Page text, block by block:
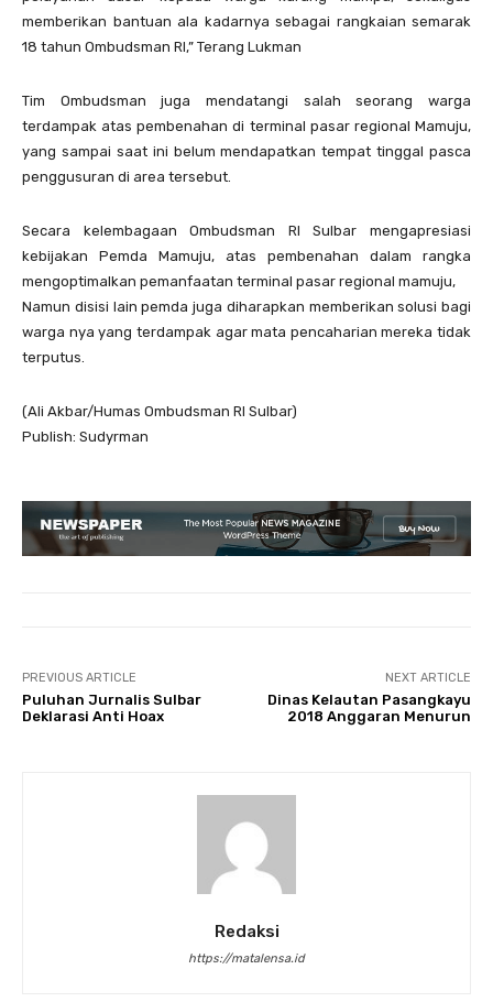
memberikan bantuan ala kadarnya sebagai rangkaian semarak
18 tahun Ombudsman RI,” Terang Lukman
Tim Ombudsman juga mendatangi salah seorang warga
terdampak atas pembenahan di terminal pasar regional Mamuju,
yang sampai saat ini belum mendapatkan tempat tinggal pasca
penggusuran di area tersebut.
Secara kelembagaan Ombudsman RI Sulbar mengapresiasi
kebijakan Pemda Mamuju, atas pembenahan dalam rangka
mengoptimalkan pemanfaatan terminal pasar regional mamuju,
Namun disisi lain pemda juga diharapkan memberikan solusi bagi
warga nya yang terdampak agar mata pencaharian mereka tidak
terputus.
(Ali Akbar/Humas Ombudsman RI Sulbar)
Publish: Sudyrman
PREVIOUS ARTICLE
Puluhan Jurnalis Sulbar
Deklarasi Anti Hoax
NEXT ARTICLE
Dinas Kelautan Pasangkayu
2018 Anggaran Menurun
Redaksi
https://matalensa.id